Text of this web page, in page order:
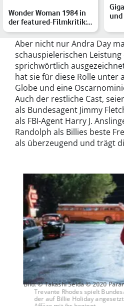
Wonder Woman 1984 in
der featured-Filmkritik:
Amazonenprinzessin …
und
Aber nicht nur Andra Day
schauspielerischen
sprichwörtlich
hat sie für diese Rolle unter
Globe und eine
Auch der restliche Cast,
als Bundesagent Jimmy
als FBI-Agent Harry J.
Randolph als Billies beste
als überzeugend und trägt
Trevante Rhodes spielt
der auf Billie Holiday
Bild: © Takashi Seida © 2020